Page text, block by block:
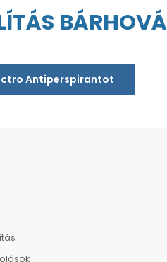
BÁRHOVÁ
Antiperspirantot